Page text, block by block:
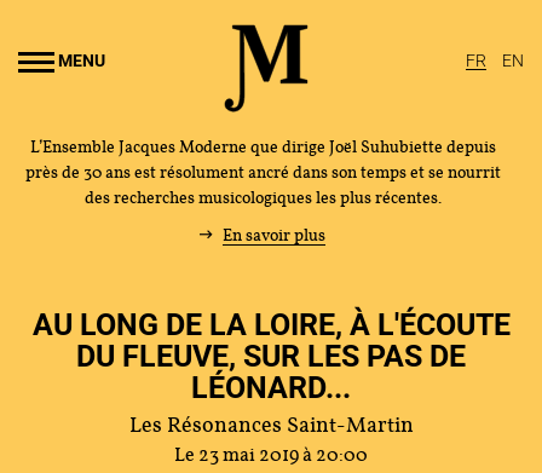
MENU FR EN
L’Ensemble Jacques Moderne que dirige Joël Suhubiette depuis
près de 30 ans est résolument ancré dans son temps et se nourrit
des recherches musicologiques les plus récentes.
En savoir plus
AU LONG DE LA LOIRE, À L'ÉCOUTE
DU FLEUVE, SUR LES PAS DE
LÉONARD...
Les Résonances Saint-Martin
Le 23 mai 2019 à 20:00